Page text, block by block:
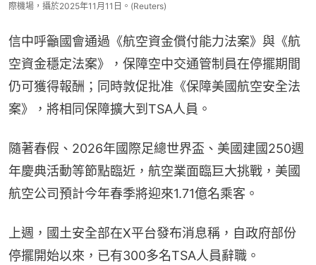
際機場，攝於2025年11月11日。(Reuters)
信中呼籲國會通過《航空資金償付能力法案》與《航
空資金穩定法案》，保障空中交通管制員在停擺期間
仍可獲得報酬；同時敦促批准《保障美國航空安全法
案》，將相同保障擴大到TSA人員。
隨著春假、2026年國際足總世界盃、美國建國250週
年慶典活動等節點臨近，航空業面臨巨大挑戰，美國
航空公司預計今年春季將迎來1.71億名乘客。
上週，國土安全部在X平台發布消息稱，自政府部份
停擺開始以來，已有300多名TSA人員辭職。